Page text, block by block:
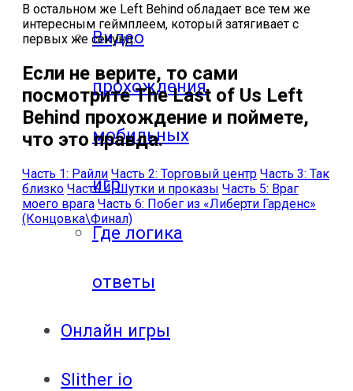
Видео
прохождения
мобильных
игр
Где логика
ответы
Онлайн игры
Slither io
В остальном же Left Behind обладает все тем же
интересным геймплеем, который затягивает с
первых же секунд.
Если не верите, то сами
посмотрите The Last of Us Left
Behind прохождение и поймете,
что это правда.
Часть 1: Райли Часть 2: Торговый центр Часть 3: Так
близко Часть 4: Шутки и проказы Часть 5: Враг
моего врага Часть 6: Побег из «Либерти Гарденс»
(Концовка\Финал)